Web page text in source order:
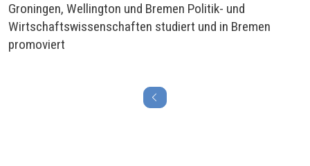
Groningen, Wellington und Bremen Politik- und
Wirtschaftswissenschaften studiert und in Bremen
promoviert